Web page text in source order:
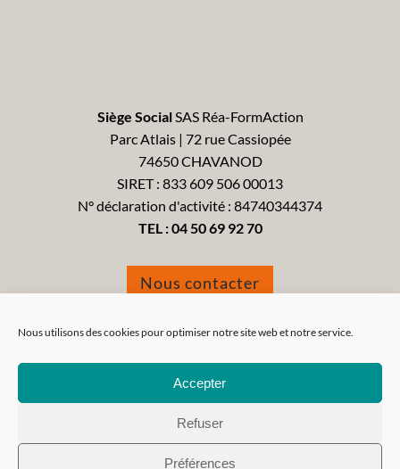
Nous utilisons des cookies pour optimiser notre site web et notre service.
Accepter
Refuser
Préférences
Siège SocialSAS Réa-FormAction
Parc Atlais | 72 rue Cassiopée
74650 CHAVANOD
SIRET : 833 609 506 00013
N° déclaration d'activité : 84740344374
TEL :04 50 69 92 70
Nous contacter
Tous droits réservés 2021 - Réa-FormAction -